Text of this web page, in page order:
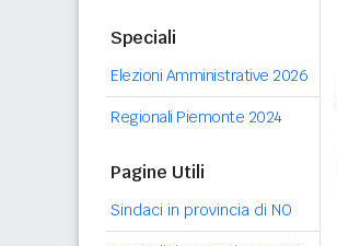
Speciali
Elezioni Amministrative 2026
Regionali Piemonte 2024
Pagine Utili
Sindaci in provincia di NO